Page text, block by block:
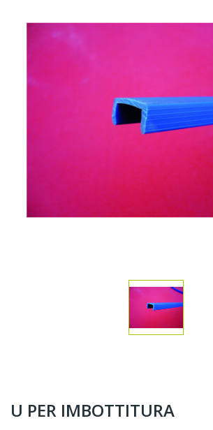
U PER IMBOTTITURA